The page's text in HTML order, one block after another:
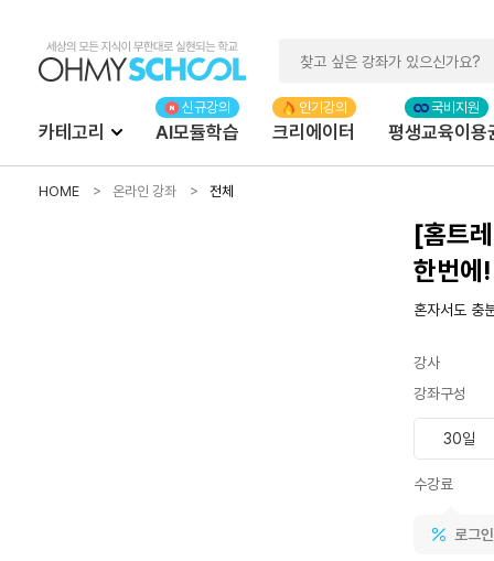
카테고리 AI모듈학습 크리에이터 평생교육이용
HOME 온라인 강좌 전체
[홈트
한번에!
혼자서도 충
강사
강좌구성
30일
수강료
로그